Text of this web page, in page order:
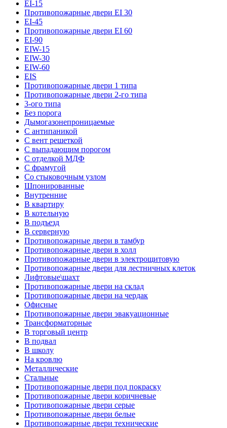
EI-15
Противопожарные двери EI 30
EI-45
Противопожарные двери EI 60
EI-90
EIW-15
EIW-30
EIW-60
EIS
Противопожарные двери 1 типа
Противопожарные двери 2-го типа
3-ого типа
Без порога
Дымогазонепроницаемые
С антипаникой
С вент решеткой
С выпадающим порогом
С отделкой МДФ
С фрамугой
Со стыковочным узлом
Шпонированные
Внутренние
В квартиру
В котельную
В подъезд
В серверную
Противопожарные двери в тамбур
Противопожарные двери в холл
Противопожарные двери в электрощитовую
Противопожарные двери для лестничных клеток
Лифтовые\шахт
Противопожарные двери на склад
Противопожарные двери на чердак
Офисные
Противопожарные двери эвакуационные
Трансформаторные
В торговый центр
В подвал
В школу
На кровлю
Металлические
Стальные
Противопожарные двери под покраску
Противопожарные двери коричневые
Противопожарные двери серые
Противопожарные двери белые
Противопожарные двери технические